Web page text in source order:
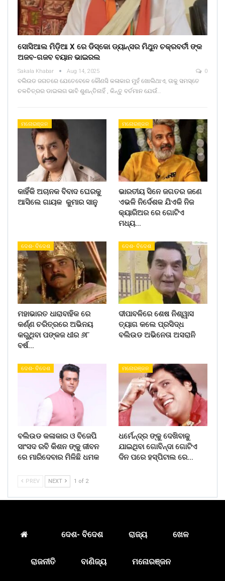
ସୋସିଆଲ ମିଡ଼ିଆ X ରେ ଡିସ୍କୋ ଡ୍ୟାନ୍ସର ମିଥୁନ ଚକ୍ରବର୍ତୀ ଙ୍କ
ଅଜବ-ଗଜବ ବୟାନ ଭାଇରଲ
Sakala Khabar Aug 14, 2025 0
ବଲିଉଡ ଜଗତରେ ଯେତେବେଳେ କୌଣସି କଳାକାର ମୁହଁ ଖୋଲିଥାଏ, ତାକୁ ସମସ୍ତେ
ଚଳଚିତ୍ରର ଡାଇଲଗ ଭାବି ଶୁଣନ୍ତିନାହିଁ , କିନ୍ତୁ ବର୍ତମାନ ଯେଉଁ…
ମନୋରଞ୍ଜନ
କାହିଁକି ଅଚାନକ ବିବାଦ ଘେରକୁ
ଆସିଲେ ଗାୟକ କୁମାର ସାନୁ
ମନୋରଞ୍ଜନ
ଭାରତୀୟ ସିନେ ଜଗତର ଜଣେ
ଏଭଳି ନିର୍ଦେଶକ ଯିଏକି ନିଜ
କ୍ୟାରିଅର ରେ ଗୋଟିଏ
ମଧ୍ୟ…
ଦେଶ- ବିଦେଶ
ମହାଭାରତ ଧାରାବାହିକ ରେ
କର୍ଣ୍ଣ ଚରିତ୍ରରେ ଅଭିନୟ
କରୁଥିବା ପଙ୍କଜ ଧୀର ୬୮
ବର୍ଷ…
ଦେଶ- ବିଦେଶ
ଦୀପାବଳିରେ ଶେଷ ନିଶ୍ୱାସ
ତ୍ୟାଗ କଲେ ପ୍ରସିଦ୍ଧ
ବଲିଉଡ ଅଭିନେତା ଅସରାନି
ଦେଶ- ବିଦେଶ
ବଲିଉଡ କଳାକାର ଓ ବିଜେପି
ସାଂସଦ ରବି କିଶନ ଙ୍କୁ ଜୀବନ
ରେ ମାରିଦେବାର ମିଳିଛି ଧମକ
ମନୋରଞ୍ଜନ
ଧର୍ମେନ୍ଦ୍ର ଙ୍କୁ ଦେଖିବାକୁ
ଯାଇଥିବା ଗୋବିନ୍ଦା ଗୋଟିଏ
ଦିନ ପରେ ହସ୍ପିଟାଲ ରେ…
PREV NEXT 1 of 2
ଦେଶ- ବିଦେଶ ରାଜ୍ୟ ଖେଳ
ରାଜନୀତି ବାଣିଜ୍ୟ ମନୋରଞ୍ଜନ